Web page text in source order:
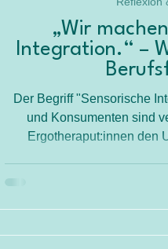
„Wir
Integration.“ –
Der Begriff "Sensorische
und Konsumenten sind
Ergotheraput:innen den